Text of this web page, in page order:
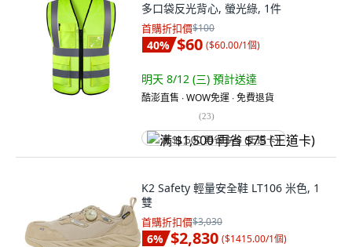
多口袋反光背心, 螢光綠, 1件
首購折扣價$100
40% $60 ($60.00/1個)
明天 8/12 (三) 預計送達
酷澎直售 ∙ WOW免運 ∙ 免費退貨
(23)
满 $1,500 再省 $75 (王道卡)
K2 Safety 輕量安全鞋 LT106 米色, 1
雙
首購折扣價$3,030
6% $2,830 ($1415.00/1個)